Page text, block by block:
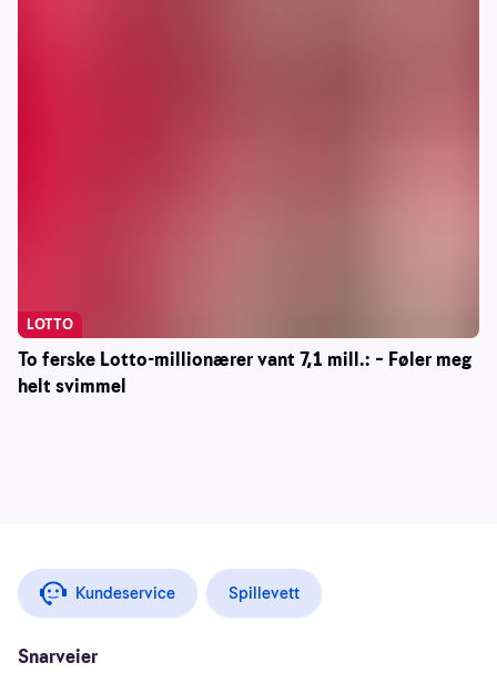
To ferske Lotto-millionærer vant 7,1 mill.: – Føler meg
helt svimmel
LOTTO
Kundeservice Spillevett
Snarveier